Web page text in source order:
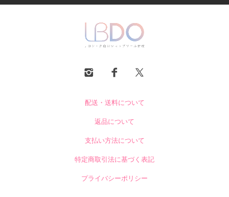
配送・送料について
返品について
支払い方法について
特定商取引法に基づく表記
プライバシーポリシー